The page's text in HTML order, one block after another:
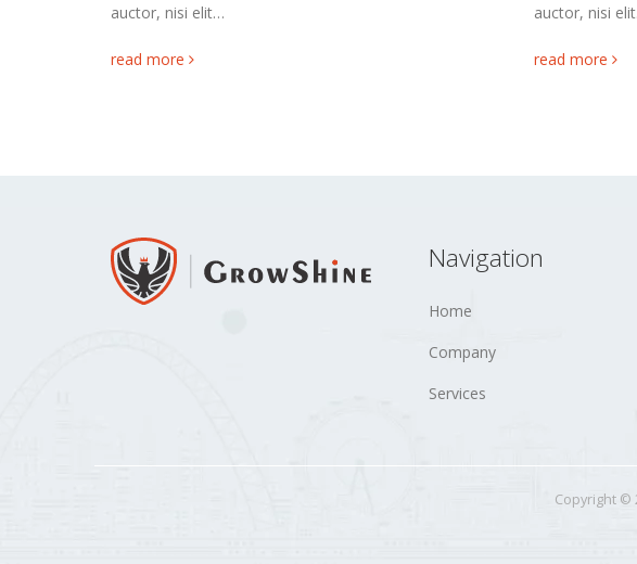
auctor, nisi elit…
read more
auctor, nisi
read more
Navigation
Home
Company
Services
Copyright ©